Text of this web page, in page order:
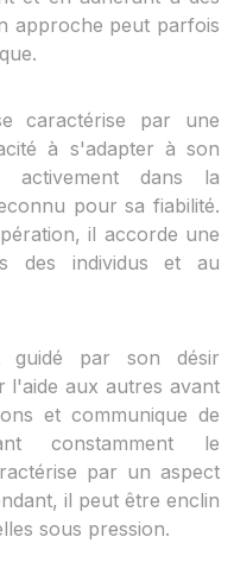
guidé par son désir
l'aide aux autres avant
et communique de
constamment le
par un aspect
il peut être enclin
sous pression.
caractérise par une
à s'adapter à son
activement dans la
pour sa fiabilité.
il accorde une
des individus et au
approche peut parfois